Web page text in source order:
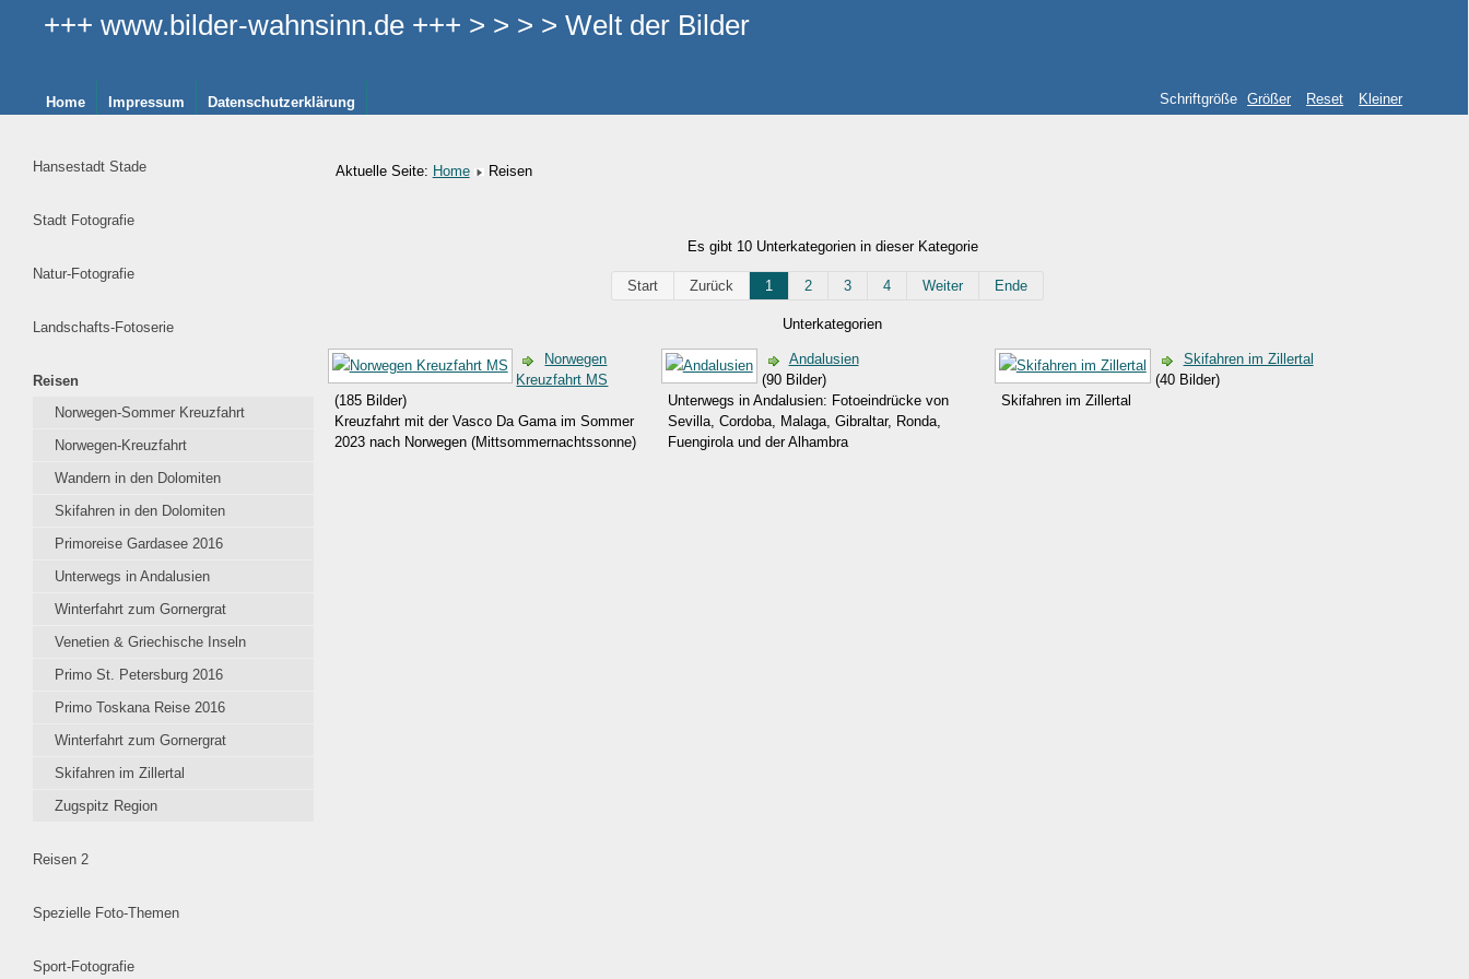
+++ www.bilder-wahnsinn.de +++ > > > > Welt der Bilder
Schriftgröße Größer Reset Kleiner
Home Impressum Datenschutzerklärung
Hansestadt Stade
Stadt Fotografie
Natur-Fotografie
Landschafts-Fotoserie
Reisen
Norwegen-Sommer Kreuzfahrt
Norwegen-Kreuzfahrt
Wandern in den Dolomiten
Skifahren in den Dolomiten
Primoreise Gardasee 2016
Unterwegs in Andalusien
Winterfahrt zum Gornergrat
Venetien & Griechische Inseln
Primo St. Petersburg 2016
Primo Toskana Reise 2016
Winterfahrt zum Gornergrat
Skifahren im Zillertal
Zugspitz Region
Reisen 2
Spezielle Foto-Themen
Sport-Fotografie
Aktuelle Seite: Home Reisen
Es gibt 10 Unterkategorien in dieser Kategorie
Start Zurück 1 2 3 4 Weiter Ende
Unterkategorien
Norwegen
Kreuzfahrt MS
(185 Bilder)
Kreuzfahrt mit der Vasco Da Gama im Sommer
2023 nach Norwegen (Mittsommernachtssonne)
Andalusien
(90 Bilder)
Unterwegs in Andalusien: Fotoeindrücke von
Sevilla, Cordoba, Malaga, Gibraltar, Ronda,
Fuengirola und der Alhambra
Skifahren im Zillertal
(40 Bilder)
Skifahren im Zillertal